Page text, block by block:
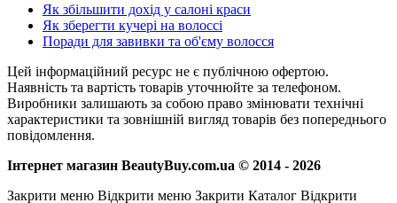
Як збільшити дохід у салоні краси
Як зберегти кучері на волоссі
Поради для завивки та об'єму волосся
Цей інформаційний ресурс не є публічною офертою.
Наявність та вартість товарів уточнюйте за телефоном.
Виробники залишають за собою право змінювати технічні
характеристики та зовнішній вигляд товарів без попереднього
повідомлення.
Інтернет магазин BeautyBuy.com.ua © 2014 - 2026
Закрити меню Відкрити меню Закрити Каталог Відкрити